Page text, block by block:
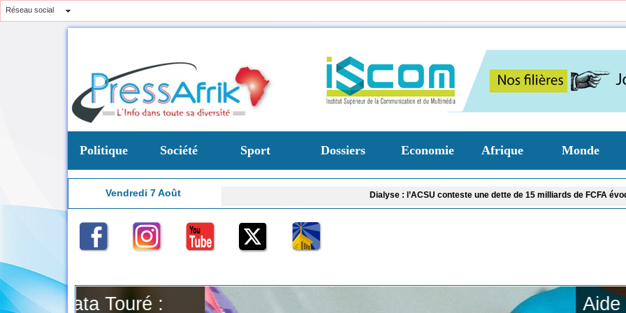
Réseau social
Politique Société Sport Dossiers Economie Afrique Monde
Vendredi 7 Août ​Dialyse : l’ACSU conteste une dette de 15 milliards de FCFA évoquée par la
:
​Aide aux ménages